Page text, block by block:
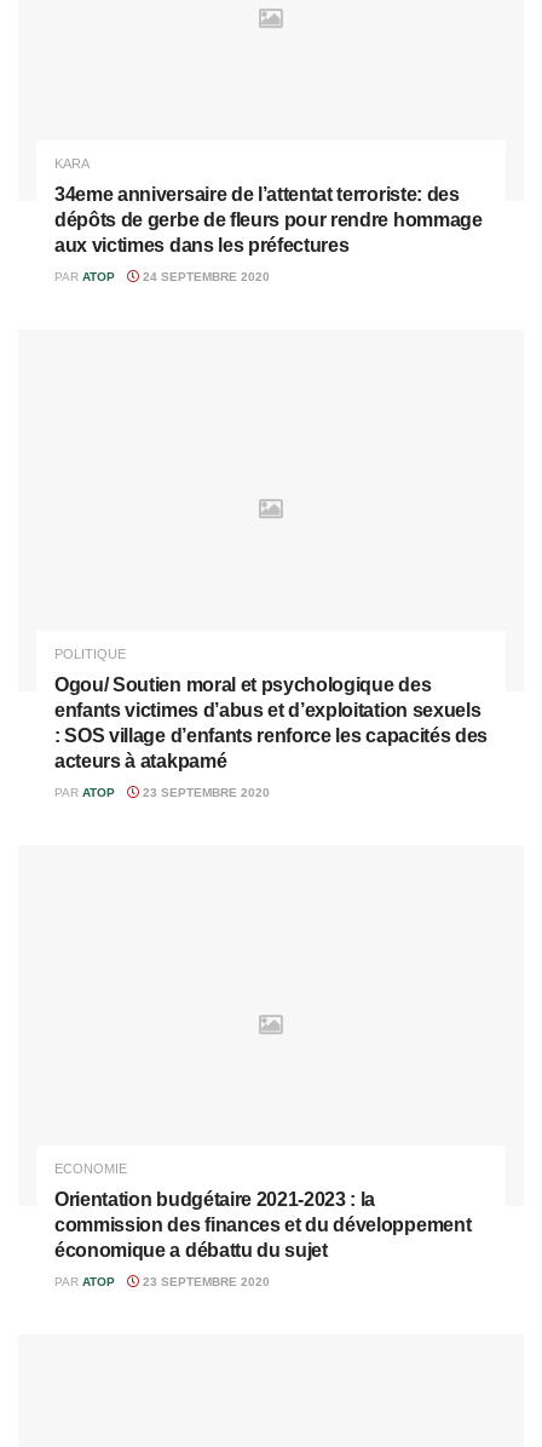
KARA
34eme anniversaire de l’attentat terroriste: des
dépôts de gerbe de fleurs pour rendre hommage
aux victimes dans les préfectures
PAR ATOP 24 SEPTEMBRE 2020
POLITIQUE
Ogou/ Soutien moral et psychologique des
enfants victimes d’abus et d’exploitation sexuels
: SOS village d’enfants renforce les capacités des
acteurs à atakpamé
PAR ATOP 23 SEPTEMBRE 2020
ECONOMIE
Orientation budgétaire 2021-2023 : la
commission des finances et du développement
économique a débattu du sujet
PAR ATOP 23 SEPTEMBRE 2020